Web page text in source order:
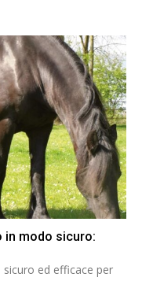
in modo sicuro:
ed efficace per